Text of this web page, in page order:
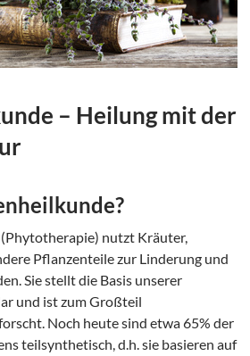
– Heilung mit der
nutzt Kräuter,
Pflanzenteile zur Linderung und
Sie stellt die Basis unserer
und ist zum Großteil
Noch heute sind etwa 65% der
teilsynthetisch, d.h. sie basieren auf